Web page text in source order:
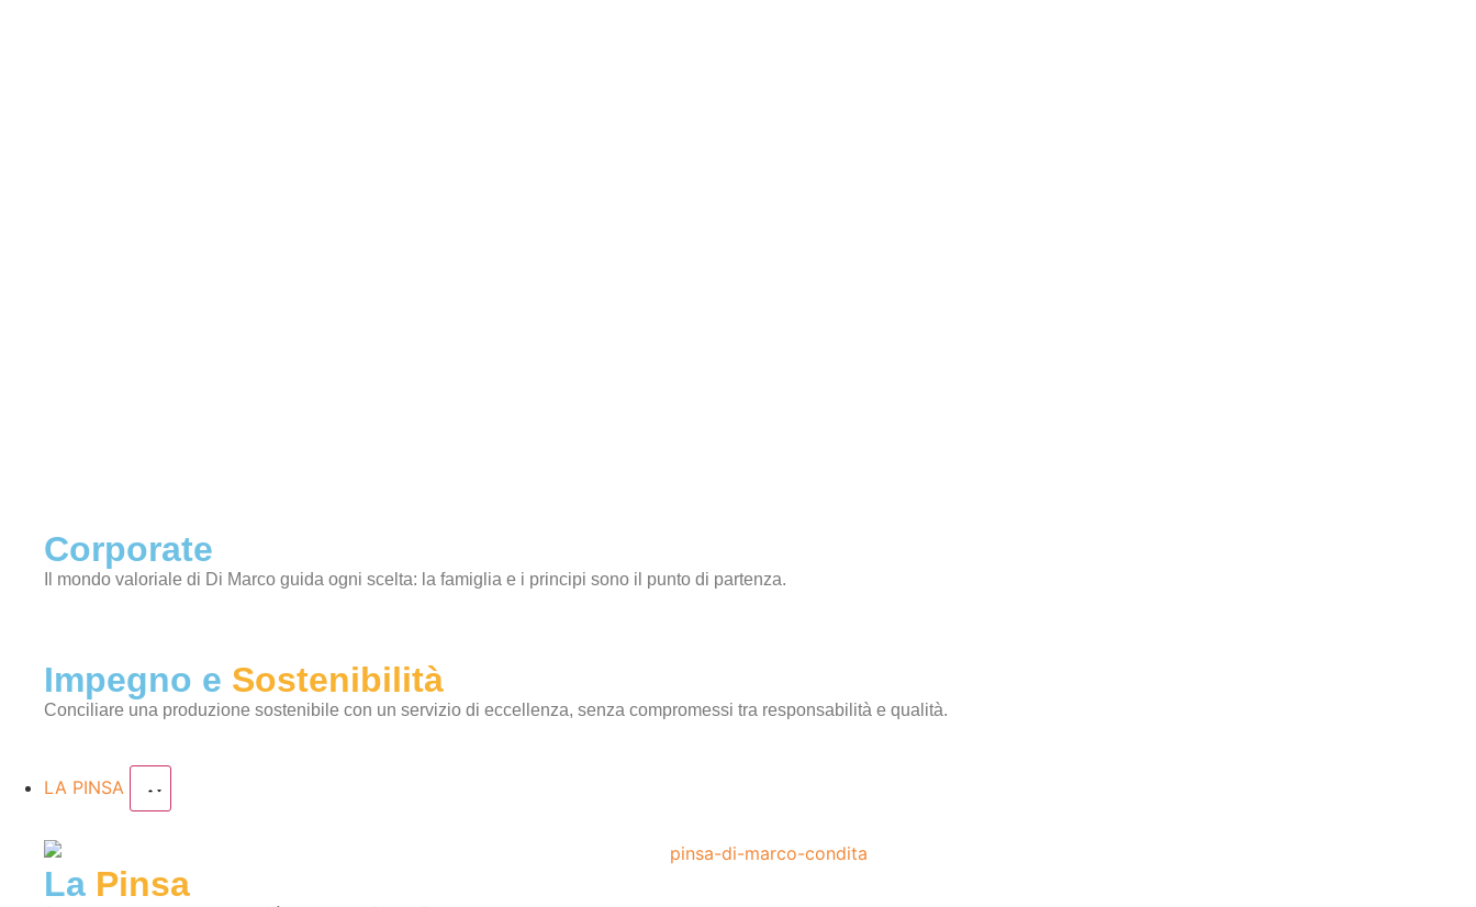
Corporate
Il mondo valoriale di Di Marco guida ogni scelta: la famiglia e i principi sono il punto di partenza.
Impegno e Sostenibilità
Conciliare una produzione sostenibile con un servizio di eccellenza, senza compromessi tra responsabilità e qualità.
LA PINSA
La Pinsa